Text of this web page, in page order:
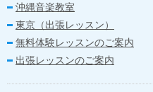
沖縄音楽教室
東京（出張レッスン）
無料体験レッスンのご案内
出張レッスンのご案内